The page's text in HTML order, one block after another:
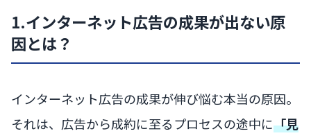
1.インターネット広告の成果が出ない原
因とは？
インターネット広告の成果が伸び悩む本当の原因。
それは、広告から成約に至るプロセスの途中に「見